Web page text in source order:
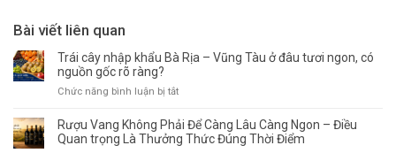
Bài viết liên quan
Trái cây nhập khẩu Bà Rịa – Vũng Tàu ở đâu tươi ngon, có
nguồn gốc rõ ràng?
Chức năng bình luận bị tắtở
cây
nhập
Rượu Vang Không Phải Để Càng Lâu Càng Ngon – Điều
Quan trọng Là Thưởng Thức Đúng Thời Điểm